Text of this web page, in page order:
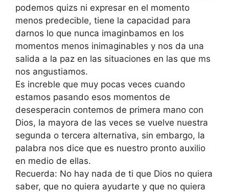
podemos quizs ni expresar en el momento
menos predecible, tiene la capacidad para
darnos lo que nunca imaginbamos en los
momentos menos inimaginables y nos da una
salida a la paz en las situaciones en las que ms
nos angustiamos.
Es increble que muy pocas veces cuando
estamos pasando esos momentos de
desesperacin contemos de primera mano con
Dios, la mayora de las veces se vuelve nuestra
segunda o tercera alternativa, sin embargo, la
palabra nos dice que es nuestro pronto auxilio
en medio de ellas.
Recuerda: No hay nada de ti que Dios no quiera
saber, que no quiera ayudarte y que no quiera